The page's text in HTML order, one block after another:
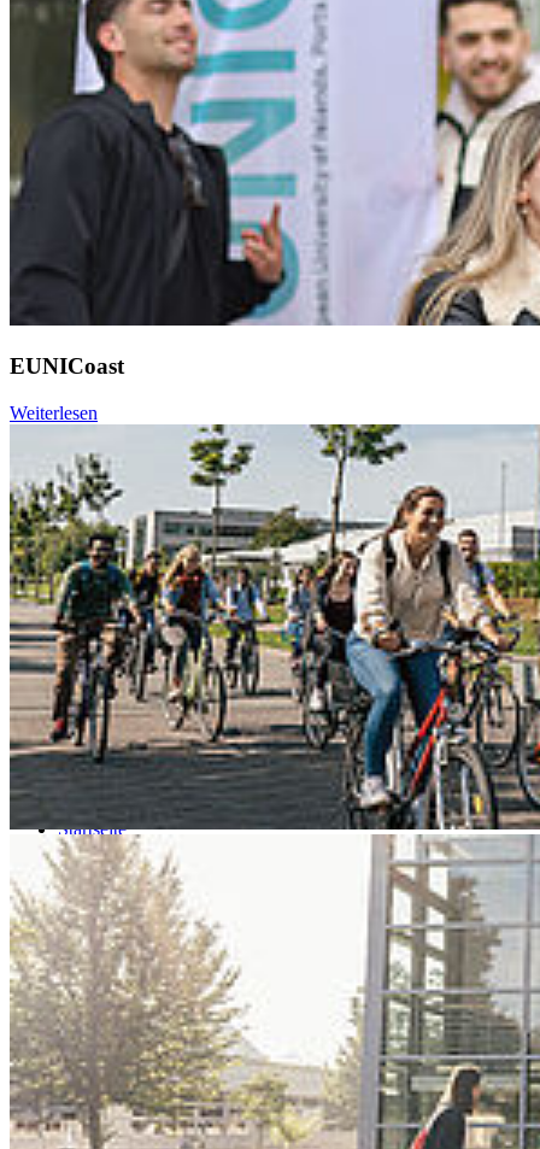
EUNICoast
Weiterlesen
Go to slide 1
Go to slide 2
Go to slide 3
Go to slide 4
Go to slide 5
Go to slide 6
Go to slide 7
Go to slide 8
Go to slide 9
Startseite
HOST
Einrichtungen und Verwaltung
Zahlstelle
Öff­nungs­zei­ten der Zahl­stel­le
Die Zahlstelle ist fürAuskünfte und Ausgabe von Waschmarken
geöffnet (kein Bargeldverkehr).
Die Öffnungszeiten können können telefonisch (+49 3831 45 6510)
oder per Email (zahlstelle@hochschule-stralsund.de) angefragt
werden.
Sie finden die Zahlstelle im Haus 1, Raum 225.